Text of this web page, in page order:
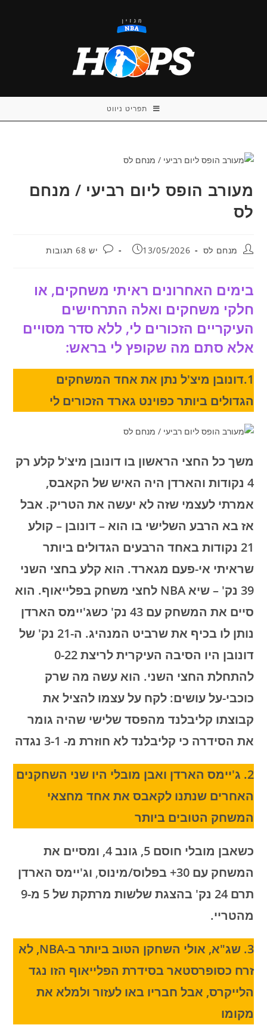
תפריט ניווט
מעורב הופס ליום רביעי / מנחם
לס
מחבר:מנחם לס פורסם:
13/05/2026 תגובות:
יש 68 תגובות
בימים האחרונים ראיתי משחקים, או
חלקי משחקים ואלה התרחישים
העיקריים הזכורים לי, ללא סדר מסויים
אלא סתם מה שקופץ לי בראש:
1.דונובן מיצ'ל נתן את אחד המשחקים
הגדולים ביותר כפוינט גארד הזכורים לי
משך כל החצי הראשון בו דונובן מיצ'ל קלע רק
4 נקודות והארדן היה האיש של הקאבס,
אמרתי לעצמי שזה לא יעשה את הטריק. אבל
אז בא הרבע השלישי בו הוא – דונובן – קולע
21 נקודות באחד הרבעים הגדולים ביותר
שראיתי אי-פעם מגארד. הוא קלע בחצי השני
39 נק' – שיא NBA לחצי משחק בפלייאוף. הוא
סיים את המשחק עם 43 נק' כשג'יימס הארדן
נותן לו בכיף את שרביט המנהיג. ה-21 נק' של
דונובן היו הסיבה העיקרית לריצת 0-22
להתחלת החצי השני. הוא עשה מה שרק
כוכבי-על עושים: לקח על עצמו להציל את
קבוצתו קליבלנד מהפסד שלישי שהיה גומר
את הסידרה כי קליבלנד לא חוזרת מ- 3-1 נגדה
2. ג'יימס הארדן ואבן מובלי היו שני השחקנים
האחרים שנתנו לקאבס את אחד מחצאי
המשחק הטובים ביותר
כשאבן מובלי חוסם 5, גונב 4, ומסיים את
המשחק עם 30+ בפלוס/מינוס
, וג'יימס הארדן
תרם 24 נק' בהצגת שלשות מרתקת של 5 מ-9
מהטריי.
3. שג"א, אולי השחקן הטוב ביותר ב-NBA, לא
זרח כסופרסטאר בסידרת הפלייאוף הזו נגד
הלייקרס, אבל חבריו באו לעזור ולמלא את
מקומו